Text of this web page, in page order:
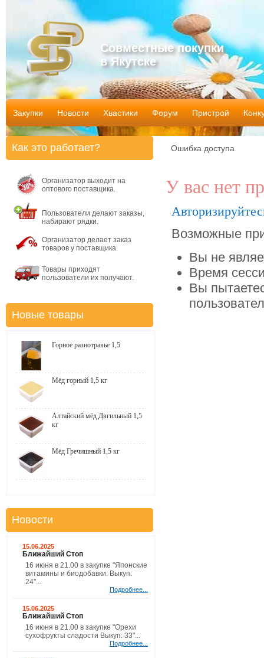
Совместные покупки
в Якутске
Закупки Новости Хвастики Форум Пристрой
Ошибка доступа
У вас нет
Возможные
Вы не
Время
Вы
Как это работает?
Организатор выходит на
оптового поставщика.
Пользователи делают заказы,
набирают рядки.
Организатор делает заказ
товаров у поставщика.
Товары приходят
пользователи их получают.
Новые товары
Горное разнотравье 1,5
Мёд горный 1,5 кг
Алтайский мёд Дягильный 1,5
кг
Мёд Гречишный 1,5 кг
Новости
15.06.2025
Ближайший Стоп
16 июня в 21.00 в закупке "Японские
витамины и биодобавки. Выкуп:
24"...
Подробнее...
15.06.2025
Ближайший Стоп
16 июня в 21.00 в закупке "Орехи
сухофрукты сладости Выкуп: 33"...
Подробнее...